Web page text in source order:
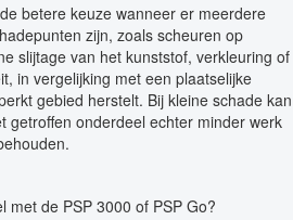
betere keuze wanneer er meerdere
zijn, zoals scheuren op
slijtage van het kunststof, verkleuring of
in vergelijking met een plaatselijke
gebied herstelt. Bij kleine schade kan
getroffen onderdeel echter minder werk
met de PSP 3000 of PSP Go?